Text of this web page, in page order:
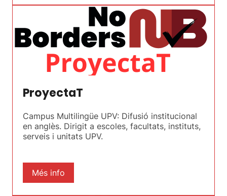
ProyectaT
Campus Multilingüe UPV: Difusió institucional
en anglès. Dirigit a escoles, facultats, instituts,
serveis i unitats UPV.
Més info